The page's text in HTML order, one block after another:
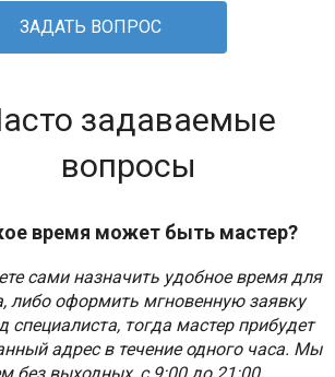
ЗАДАТЬ ВОПРОС
задаваемые
вопросы
время может быть мастер?
сами назначить удобное время для
либо оформить мгновенную заявку
специалиста, тогда мастер прибудет
адрес в течение одного часа. Мы
без выходных, с 9:00 до 21:00.